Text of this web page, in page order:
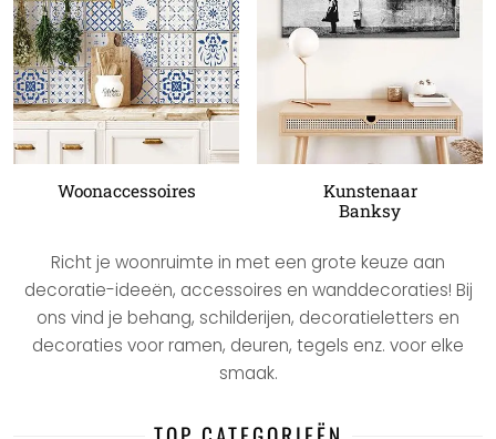
Richt je woonruimte in met een grote keuze aan
decoratie-ideeën, accessoires en wanddecoraties! Bij
ons vind je behang, schilderijen, decoratieletters en
decoraties voor ramen, deuren, tegels enz. voor elke
smaak.
Woonaccessoires
Kunstenaar
Banksy